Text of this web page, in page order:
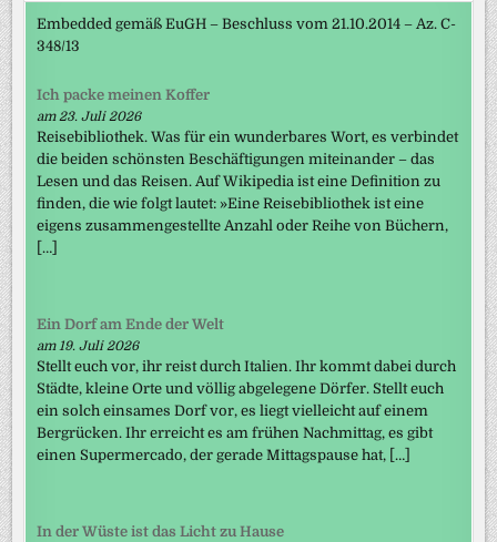
Embedded gemäß EuGH – Beschluss vom 21.10.2014 – Az. C-
348/13
Ich packe meinen Koffer
am 23. Juli 2026
Reisebibliothek. Was für ein wunderbares Wort, es verbindet
die beiden schönsten Beschäftigungen miteinander – das
Lesen und das Reisen. Auf Wikipedia ist eine Definition zu
finden, die wie folgt lautet: »Eine Reisebibliothek ist eine
eigens zusammengestellte Anzahl oder Reihe von Büchern,
[…]
Ein Dorf am Ende der Welt
am 19. Juli 2026
Stellt euch vor, ihr reist durch Italien. Ihr kommt dabei durch
Städte, kleine Orte und völlig abgelegene Dörfer. Stellt euch
ein solch einsames Dorf vor, es liegt vielleicht auf einem
Bergrücken. Ihr erreicht es am frühen Nachmittag, es gibt
einen Supermercado, der gerade Mittagspause hat, […]
In der Wüste ist das Licht zu Hause